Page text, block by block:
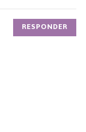
RESPONDER